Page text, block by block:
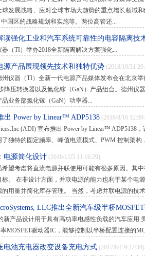
球发展战略、应对全球市场大趋势的重点增长领域
国区的战略规划和实施等。两位高管还...
读强化工业和汽车系统可靠性的电容隔离技
器（TI）举办2018全新隔离解决方案强化...
源产品展现领先技术和独特优势 (2018/10/31
州仪器（TI）全新一代电源产品媒体发布会在北京
降压转换器以及氮化镓（GaN）产品组合。德州仪
品业务部氮化镓（GaN）功率器...
出 Power by Linear™ ADP5138 (2018/8/16
(ADI) 宣布推出 Power by Linear™ ADP5138
了独特的固定频率、峰值电流模式、PWM 控制架
电源简化设计 (2018/1/25 11:16:29)
希望考虑将直流电源并联使用可能有很多原因。其
。 在非设计方面，并联电源的能力也利于某个电
用量并简化库存管理。 当然，考虑并联电源的技
LLC推出全新汽车级半桥
新产品设计用于具有高功率电感性负载的汽车应用
MOSFET驱动器IC，能够控制以半桥配置连接的
电池充电器改变设备充电方式 (2017/8/1 9:22:38)